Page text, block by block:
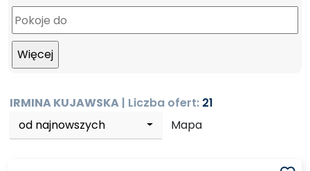
IRMINA KUJAWSKA | Liczba ofert: 21
od najnowszych
Mapa